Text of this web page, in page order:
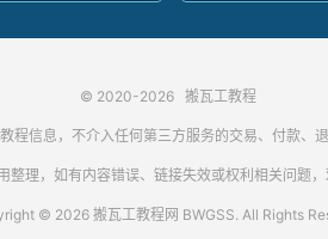
© 2020-2026 搬瓦工教程
信息，不介入任何第三方服务的交易、付款、
理，如有内容错误、链接失效或权利相关问题
© 2026 搬瓦工教程网 BWGSS. All Rights